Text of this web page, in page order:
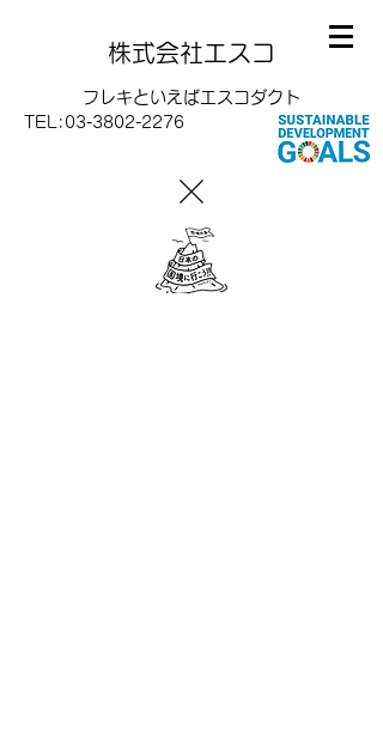
株式会社エスコ
フレキといえばエスコダクト
TEL: 03-3802-2276